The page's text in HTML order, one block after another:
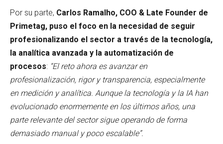
Por su parte, Carlos Ramalho, COO & Late Founder de
Primetag, puso el foco en la necesidad de seguir
profesionalizando el sector a través de la tecnología,
la analítica avanzada y la automatización de
procesos: “El reto ahora es avanzar en
profesionalización, rigor y transparencia, especialmente
en medición y analítica. Aunque la tecnología y la IA han
evolucionado enormemente en los últimos años, una
parte relevante del sector sigue operando de forma
demasiado manual y poco escalable”.